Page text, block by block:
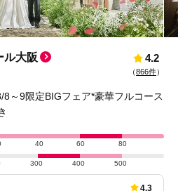
ル大阪 4.2
（866件）
8～9限定BIGフェア*豪華フルコース
40 60 80
300 400 500
4.3